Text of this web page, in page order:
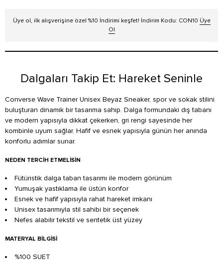
Üye ol, ilk alışverişine özel %10 İndirimi keşfet! İndirim Kodu: CON10 Üye
Ol
Dalgaları Takip Et: Hareket Seninle
Converse Wave Trainer Unisex Beyaz Sneaker, spor ve sokak stilini
buluşturan dinamik bir tasarıma sahip. Dalga formundaki dış tabanı
ve modern yapısıyla dikkat çekerken, gri rengi sayesinde her
kombinle uyum sağlar. Hafif ve esnek yapısıyla günün her anında
konforlu adımlar sunar.
NEDEN TERCIH ETMELISIN
Fütüristik dalga taban tasarımı ile modern görünüm
Yumuşak yastıklama ile üstün konfor
Esnek ve hafif yapısıyla rahat hareket imkanı
Unisex tasarımıyla stil sahibi bir seçenek
Nefes alabilir tekstil ve sentetik üst yüzey
MATERYAL BILGISI
%100 SUET